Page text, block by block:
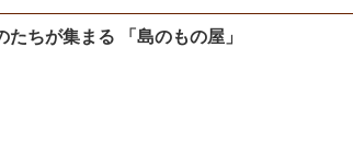
ちが集まる 「島のもの屋」